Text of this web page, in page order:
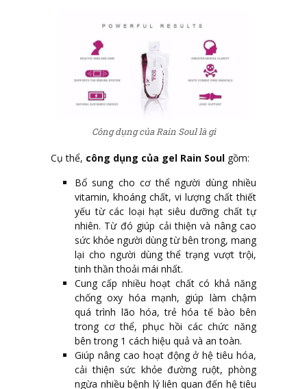
Công dụng của Rain Soul là gì
Cụ thể, công dụng của gel Rain Soul gồm:
Bổ sung cho cơ thể người dùng nhiều
vitamin, khoáng chất, vi lượng chất thiết
yếu từ các loại hạt siêu dưỡng chất tự
nhiên. Từ đó giúp cải thiện và nâng cao
sức khỏe người dùng từ bên trong, mang
lại cho người dùng thể trạng vượt trội,
tinh thần thoải mái nhất.
Cung cấp nhiều hoạt chất có khả năng
chống oxy hóa mạnh, giúp làm chậm
quá trình lão hóa, trẻ hóa tế bào bên
trong cơ thể, phục hồi các chức năng
bên trong 1 cách hiệu quả và an toàn.
Giúp nâng cao hoạt động ở hệ tiêu hóa,
cải thiện sức khỏe đường ruột, phòng
ngừa nhiều bệnh lý liên quan đến hệ tiêu